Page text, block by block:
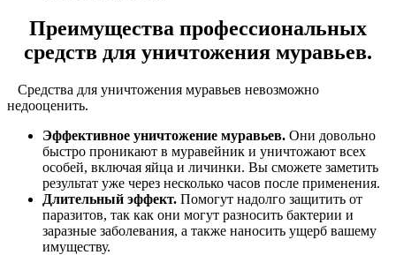
Преимущества профессиональных
средств для уничтожения муравьев.
Средства для уничтожения муравьев невозможно
недооценить.
Эффективное уничтожение муравьев. Они довольно
быстро проникают в муравейник и уничтожают всех
особей, включая яйца и личинки. Вы сможете заметить
результат уже через несколько часов после применения.
Длительный эффект. Помогут надолго защитить от
паразитов, так как они могут разносить бактерии и
заразные заболевания, а также наносить ущерб вашему
имуществу.